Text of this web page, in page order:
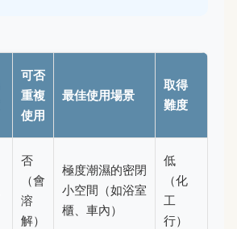
可否
重複
使用
最佳使用場景
取得
難度
否
（會
溶
解）
極度潮濕的密閉
小空間（如浴室
櫃、車內）
低
（化
工
行）